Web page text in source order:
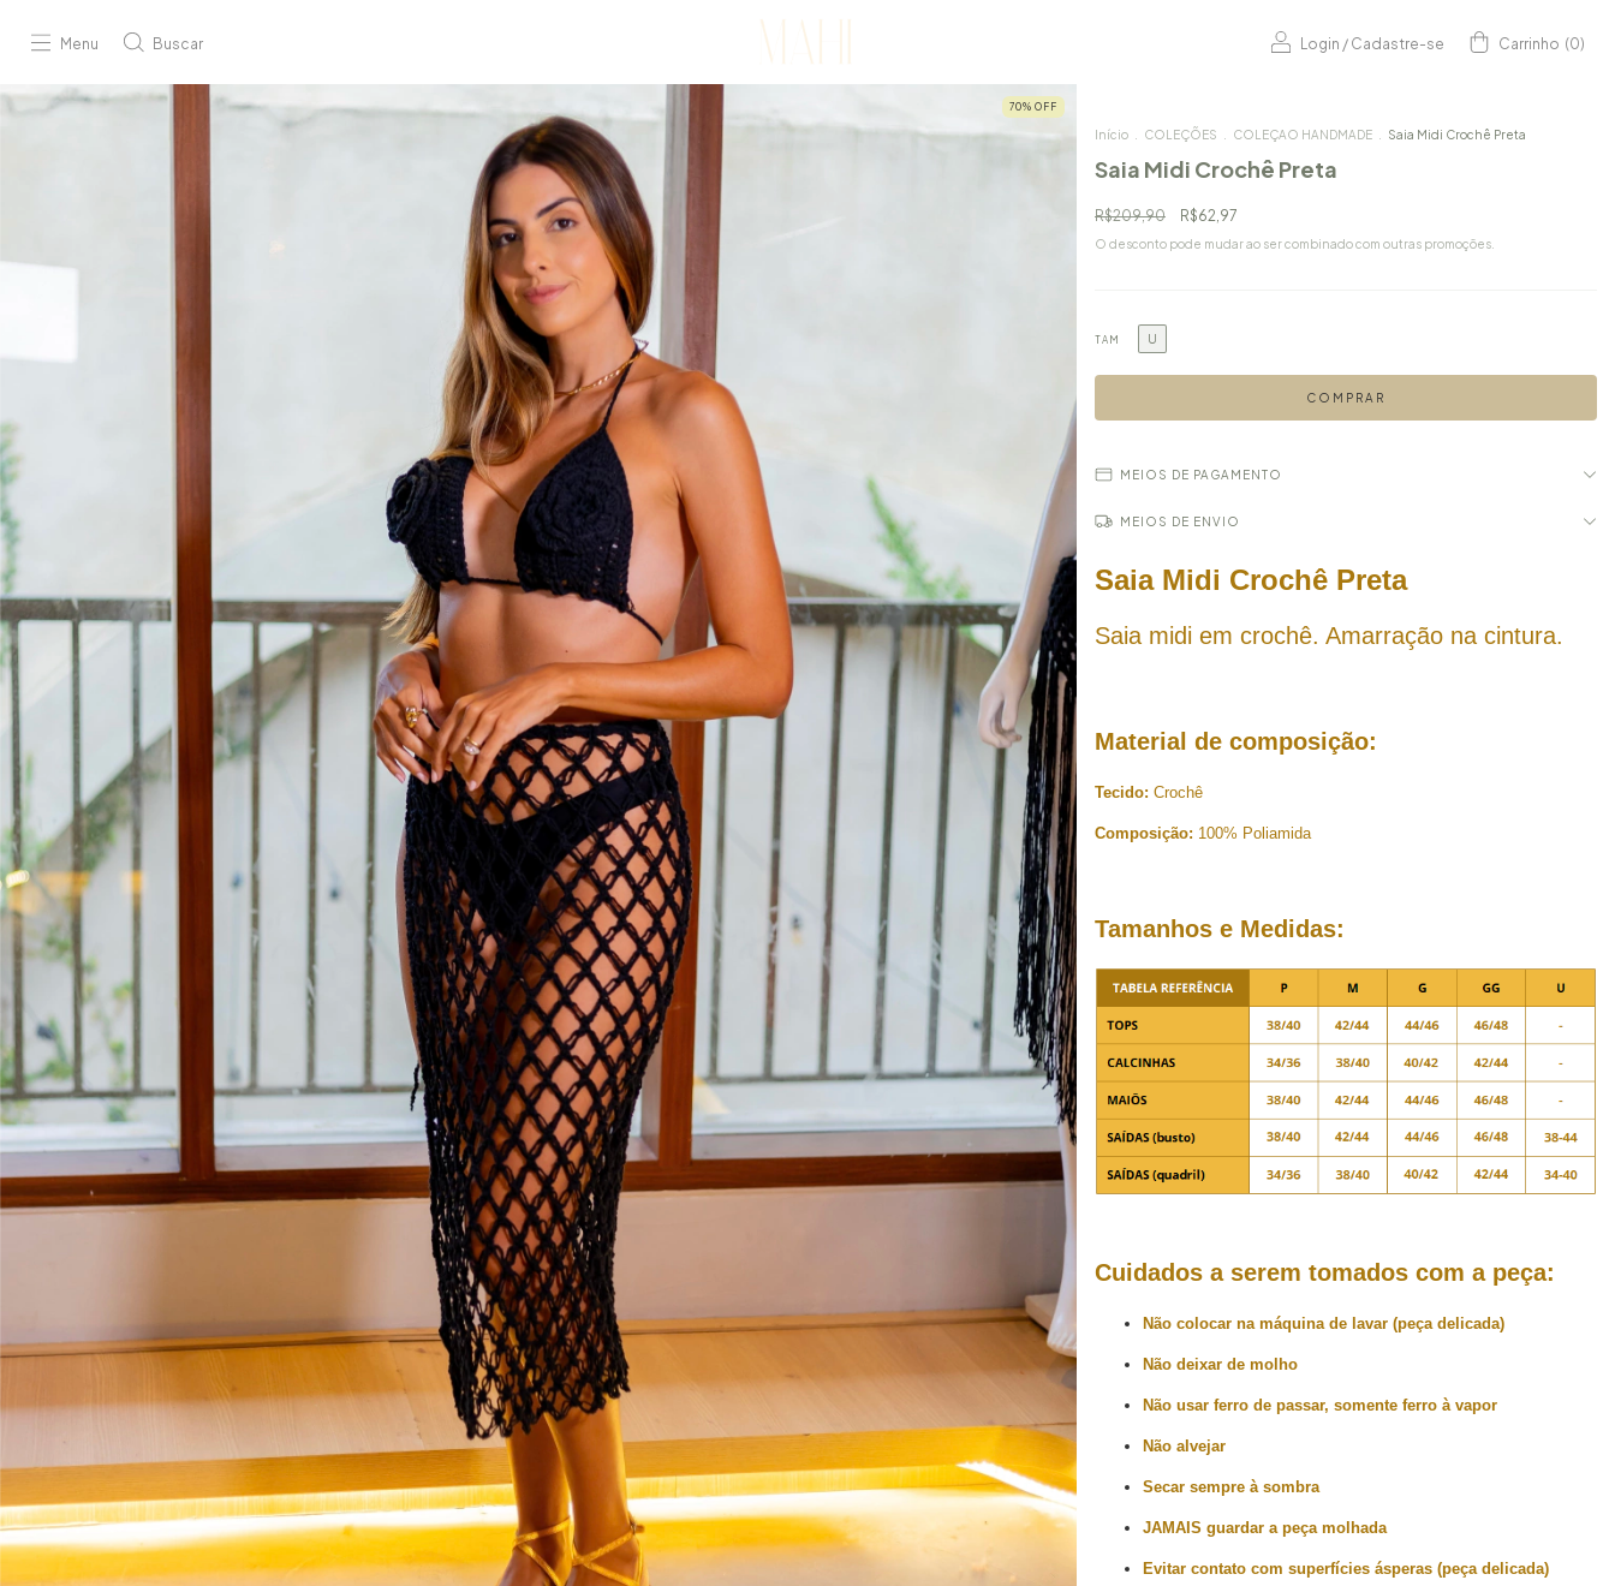
Menu Buscar Login / Cadastre-se Carrinho (0)
70% OFF
Início COLEÇÕES COLEÇAO HANDMADE Saia Midi Crochê Preta
Saia Midi Crochê Preta
R$209,90 R$62,97
O desconto pode mudar ao ser combinado com outras promoções.
TAM U
MEIOS DE PAGAMENTO
MEIOS DE ENVIO
Saia Midi Crochê Preta
Saia midi em crochê. Amarração na cintura.
Material de composição:
Tecido: Crochê
Composição: 100% Poliamida
Tamanhos e Medidas:
Cuidados a serem tomados com a peça:
Não colocar na máquina de lavar (peça delicada)
Não deixar de molho
Não usar ferro de passar, somente ferro à vapor
Não alvejar
Secar sempre à sombra
JAMAIS guardar a peça molhada
Evitar contato com superfícies ásperas (peça delicada)